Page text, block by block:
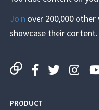
Join over 200,000
showcase their content.
PRODUCT